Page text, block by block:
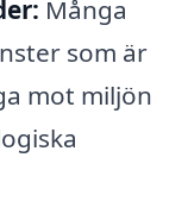
Många
som är
mot miljön